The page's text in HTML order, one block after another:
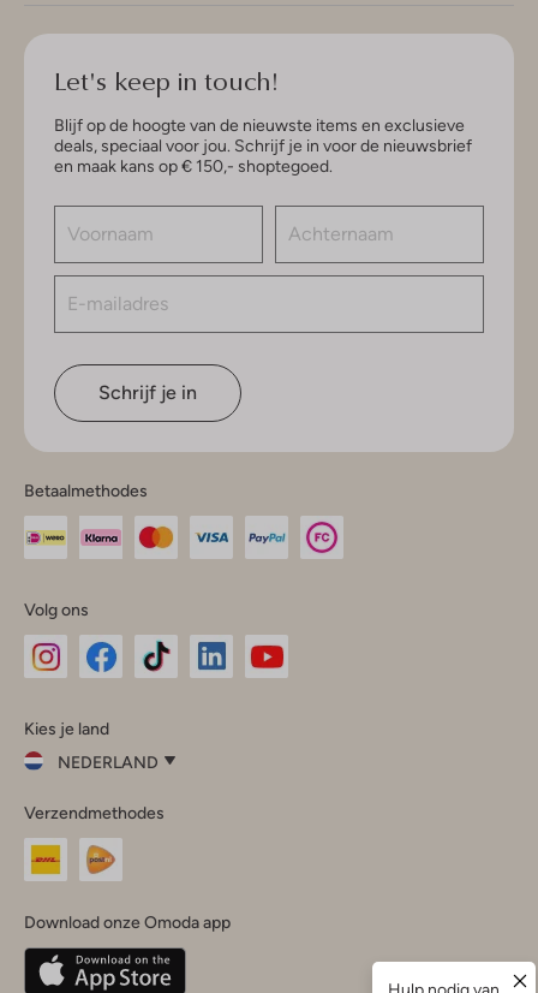
Let's keep in touch!
Blijf op de hoogte van de nieuwste items en exclusieve
deals, speciaal voor jou. Schrijf je in voor de nieuwsbrief
en maak kans op € 150,- shoptegoed.
Schrijf je in
Betaalmethodes
Volg ons
InstagramFacebook
Kies je land
NEDERLAND
je
land
Nederland
Belgique(Français)
Deutschland
Verzendmethodes
Download onze Omoda app